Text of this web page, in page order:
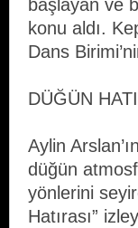
başlayan ve
konu aldı.
Dans
DÜĞÜN
Aylin
düğün
yönlerini
Hatırası”